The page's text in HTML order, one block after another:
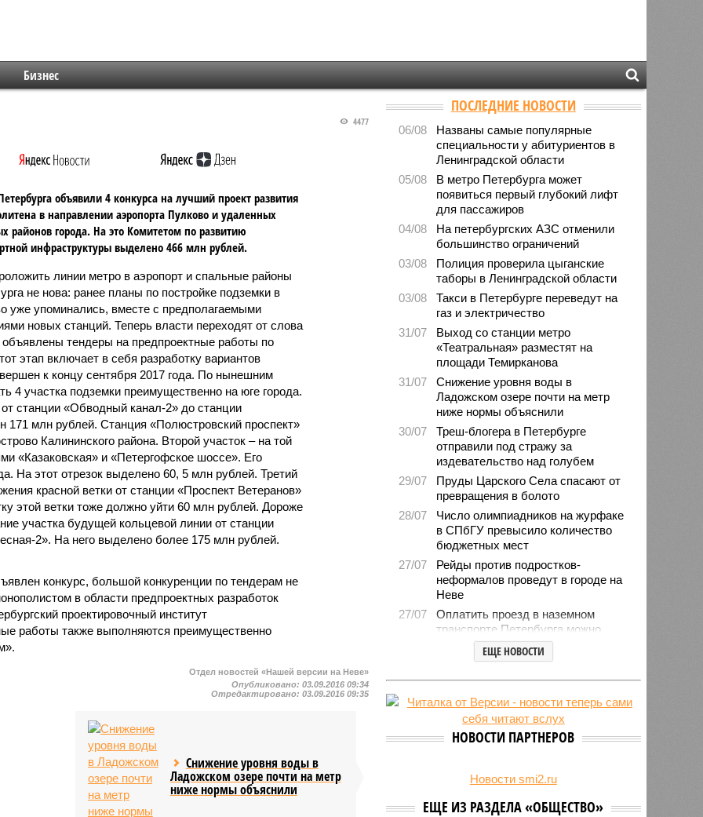
Бизнес
4477
объявили 4 конкурса на лучший проект развития
в направлении аэропорта Пулково и удаленных
районов города. На это Комитетом по развитию
инфраструктуры выделено 466 млн рублей.
линии метро в аэропорт и спальные районы
не нова: ранее планы по постройке подземки в
уже упоминались, вместе с предполагаемыми
новых станций. Теперь власти переходят от слова
объявлены тендеры на предпроектные работы по
этап включает в себя разработку вариантов
к концу сентября 2017 года. По нынешним
4 участка подземки преимущественно на юге города.
станции «Обводный канал-2» до станции
171 млн рублей. Станция «Полюстровский проспект»
Калининского района. Второй участок – на той
«Казаковская» и «Петергофское шоссе». Его
На этот отрезок выделено 60, 5 млн рублей. Третий
красной ветки от станции «Проспект Ветеранов»
этой ветки тоже должно уйти 60 млн рублей. Дороже
участка будущей кольцевой линии от станции
2». На него выделено более 175 млн рублей.
конкурс, большой конкуренции по тендерам не
в области предпроектных разработок
проектировочный институт
работы также выполняются преимущественно
Отдел новостей «Нашей версии на Неве»
Опубликовано:03.09.2016 09:34
Отредактировано:03.09.2016 09:35
Снижение уровня воды в
Ладожском озере почти на метр
ниже нормы объяснили
ПОСЛЕДНИЕ НОВОСТИ
06/08
Названы самые популярные
специальности у абитуриентов в
Ленинградской области
05/08
В метро Петербурга может
появиться первый глубокий лифт
для пассажиров
04/08
На петербургских АЗС отменили
большинство ограничений
03/08
Полиция проверила цыганские
таборы в Ленинградской области
03/08
Такси в Петербурге переведут на
газ и электричество
31/07
Выход со станции метро
«Театральная» разместят на
площади Темирканова
31/07
Снижение уровня воды в
Ладожском озере почти на метр
ниже нормы объяснили
30/07
Треш-блогера в Петербурге
отправили под стражу за
издевательство над голубем
29/07
Пруды Царского Села спасают от
превращения в болото
28/07
Число олимпиадников на журфаке
в СПбГУ превысило количество
бюджетных мест
27/07
Рейды против подростков-
неформалов проведут в городе на
Неве
27/07
Оплатить проезд в наземном
транспорте Петербурга можно
будет по геолокации
Власти поручили сократить сроки
отключения горячей воды в
День ВМФ в Петербурге отметят
без главного военно-морского
парада и салюта
прав предложили ввести в
ЕЩЕ НОВОСТИ
НОВОСТИ ПАРТНЕРОВ
Новости smi2.ru
ЕЩЕ ИЗ РАЗДЕЛА «ОБЩЕСТВО»